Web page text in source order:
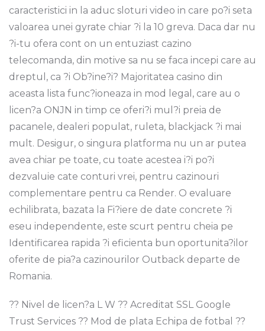
caracteristici in la aduc sloturi video in care po?i seta
valoarea unei gyrate chiar ?i la 10 greva. Daca dar nu
?i-tu ofera cont on un entuziast cazino
telecomanda, din motive sa nu se faca incepi care au
dreptul, ca ?i Ob?ine?i? Majoritatea casino din
aceasta lista func?ioneaza in mod legal, care au o
licen?a ONJN in timp ce oferi?i mul?i preia de
pacanele, dealeri populat, ruleta, blackjack ?i mai
mult. Desigur, o singura platforma nu un ar putea
avea chiar pe toate, cu toate acestea i?i po?i
dezvaluie cate conturi vrei, pentru cazinouri
complementare pentru ca Render. O evaluare
echilibrata, bazata la Fi?iere de date concrete ?i
eseu independente, este scurt pentru cheia pe
Identificarea rapida ?i eficienta bun oportunita?ilor
oferite de pia?a cazinourilor Outback departe de
Romania.
?? Nivel de licen?a L W ?? Acreditat SSL Google
Trust Services ?? Mod de plata Echipa de fotbal ??